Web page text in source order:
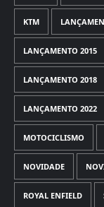
KTM
LANÇAMENTO 2015
LANÇAMENTO 2018
LANÇAMENTO 2022
MOTOCICLISMO
NOVIDADE
ROYAL ENFIELD